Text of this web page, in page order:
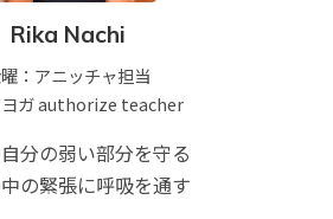
Rika Nachi
：アニッチャ担当
ヨガ authorize teacher
分の弱い部分を守る
の緊張に呼吸を通す